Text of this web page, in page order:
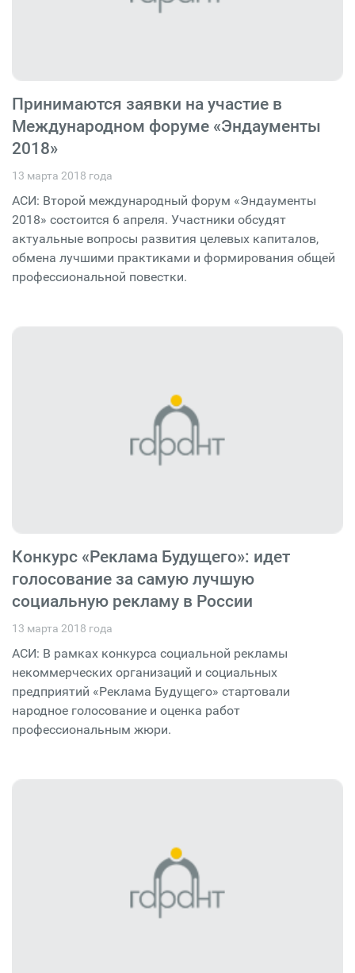
Принимаются заявки на участие в
Международном форуме «Эндаументы
2018»
13 марта 2018 года
АСИ: Второй международный форум «Эндаументы
2018» состоится 6 апреля. Участники обсудят
актуальные вопросы развития целевых капиталов,
обмена лучшими практиками и формирования общей
профессиональной повестки.
Конкурс «Реклама Будущего»: идет
голосование за самую лучшую
социальную рекламу в России
13 марта 2018 года
АСИ: В рамках конкурса социальной рекламы
некоммерческих организаций и социальных
предприятий «Реклама Будущего» стартовали
народное голосование и оценка работ
профессиональным жюри.